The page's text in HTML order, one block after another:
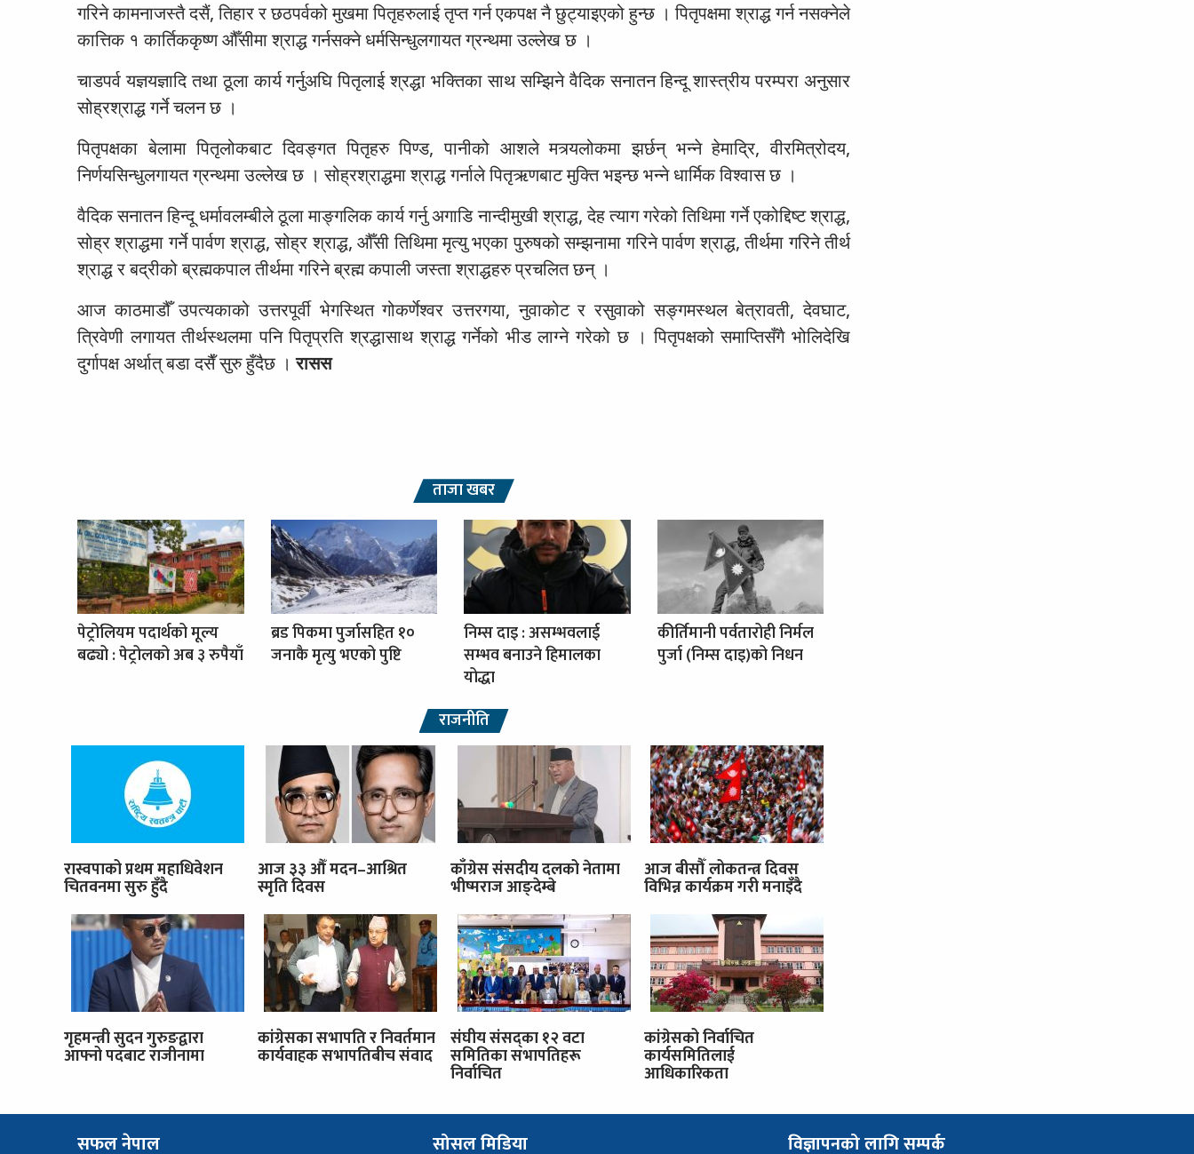
गरिने कामनाजस्तै दसैं, तिहार र छठपर्वको मुखमा पितृहरुलाई तृप्त गर्न एकपक्ष नै छुट्याइएको हुन्छ । पितृपक्षमा श्राद्ध गर्न नसक्नेले
कात्तिक १ कार्तिककृष्ण औँसीमा श्राद्ध गर्नसक्ने धर्मसिन्धुलगायत ग्रन्थमा उल्लेख छ ।
चाडपर्व यज्ञयज्ञादि तथा ठूला कार्य गर्नुअघि पितृलाई श्रद्धा भक्तिका साथ सम्झिने वैदिक सनातन हिन्दू शास्त्रीय परम्परा अनुसार
सोह्रश्राद्ध गर्ने चलन छ ।
पितृपक्षका बेलामा पितृलोकबाट दिवङ्गत पितृहरु पिण्ड, पानीको आशले मत्र्यलोकमा झर्छन् भन्ने हेमाद्रि, वीरमित्रोदय,
निर्णयसिन्धुलगायत ग्रन्थमा उल्लेख छ । सोह्रश्राद्धमा श्राद्ध गर्नाले पितृऋणबाट मुक्ति भइन्छ भन्ने धार्मिक विश्वास छ ।
वैदिक सनातन हिन्दू धर्मावलम्बीले ठूला माङ्गलिक कार्य गर्नु अगाडि नान्दीमुखी श्राद्ध, देह त्याग गरेको तिथिमा गर्ने एकोद्दिष्ट श्राद्ध,
सोह्र श्राद्धमा गर्ने पार्वण श्राद्ध, सोह्र श्राद्ध, औँसी तिथिमा मृत्यु भएका पुरुषको सम्झनामा गरिने पार्वण श्राद्ध, तीर्थमा गरिने तीर्थ
श्राद्ध र बद्रीको ब्रह्मकपाल तीर्थमा गरिने ब्रह्म कपाली जस्ता श्राद्धहरु प्रचलित छन् ।
आज काठमाडौँ उपत्यकाको उत्तरपूर्वी भेगस्थित गोकर्णेश्वर उत्तरगया, नुवाकोट र रसुवाको सङ्गमस्थल बेत्रावती, देवघाट,
त्रिवेणी लगायत तीर्थस्थलमा पनि पितृप्रति श्रद्धासाथ श्राद्ध गर्नेको भीड लाग्ने गरेको छ । पितृपक्षको समाप्तिसँगै भोलिदेखि
दुर्गापक्ष अर्थात् बडा दसैँ सुरु हुँदैछ ।रासस
ताजा खबर
पेट्रोलियम पदार्थको मूल्य
बढ्यो : पेट्रोलको अब ३ रुपैयाँ
ब्रड पिकमा पुर्जासहित १०
जनाकै मृत्यु भएको पुष्टि
निम्स दाइ : असम्भवलाई
सम्भव बनाउने हिमालका
योद्धा
कीर्तिमानी पर्वतारोही निर्मल
पुर्जा (निम्स दाइ)को निधन
राजनीति
रास्वपाको प्रथम महाधिवेशन
चितवनमा सुरु हुँदै
आज ३३ औँ मदन–आश्रित
स्मृति दिवस
काँग्रेस संसदीय दलको नेतामा
भीष्मराज आङ्देम्बे
आज बीसौँ लोकतन्त्र दिवस
विभिन्न कार्यक्रम गरी मनाइँदै
गृहमन्त्री सुदन गुरुङद्वारा
आफ्नो पदबाट राजीनामा
कांग्रेसका सभापति र निवर्तमान
कार्यवाहक सभापतिबीच संवाद
संघीय संसद्का १२ वटा
समितिका सभापतिहरू
निर्वाचित
कांग्रेसको निर्वाचित
कार्यसमितिलाई
आधिकारिकता
सफल नेपाल सोसल मिडिया विज्ञापनको लागि सम्पर्क